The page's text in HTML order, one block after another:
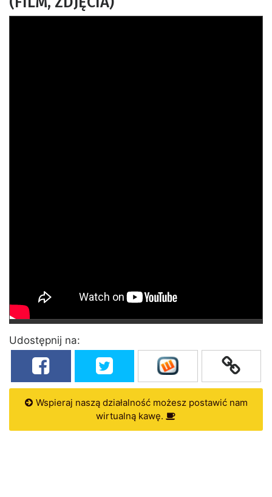
Udostępnij na:
Wspieraj naszą działalność możesz postawić nam
wirtualną kawę.